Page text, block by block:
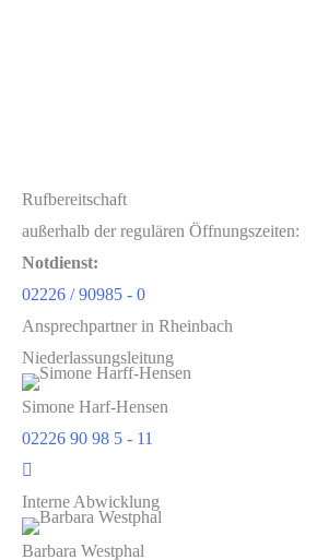
Rufbereitschaft
außerhalb der regulären Öffnungszeiten:
Notdienst:
02226 / 90985 - 0
Ansprechpartner in Rheinbach
Niederlassungsleitung
Simone Harf-Hensen
02226 90 98 5 - 11
Interne Abwicklung
Barbara Westphal